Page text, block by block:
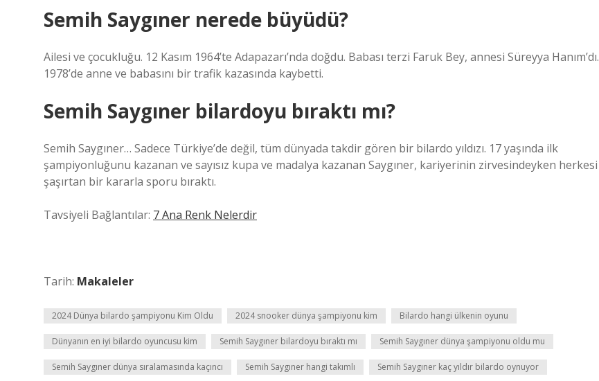
Semih Saygıner nerede büyüdü?
Ailesi ve çocukluğu. 12 Kasım 1964’te Adapazarı’nda doğdu. Babası terzi Faruk Bey, annesi Süreyya Hanım’dı.
1978’de anne ve babasını bir trafik kazasında kaybetti.
Semih Saygıner bilardoyu bıraktı mı?
Semih Saygıner… Sadece Türkiye’de değil, tüm dünyada takdir gören bir bilardo yıldızı. 17 yaşında ilk
şampiyonluğunu kazanan ve sayısız kupa ve madalya kazanan Saygıner, kariyerinin zirvesindeyken herkesi
şaşırtan bir kararla sporu bıraktı.
Tavsiyeli Bağlantılar: 7 Ana Renk Nelerdir
Tarih: Makaleler
2024 Dünya bilardo şampiyonu Kim Oldu 2024 snooker dünya şampiyonu kim Bilardo hangi ülkenin oyunu
Dünyanın en iyi bilardo oyuncusu kim Semih Saygıner bilardoyu bıraktı mı Semih Saygıner dünya şampiyonu oldu mu
Semih Saygıner dünya sıralamasında kaçıncı Semih Saygıner hangi takımlı Semih Saygıner kaç yıldır bilardo oynuyor